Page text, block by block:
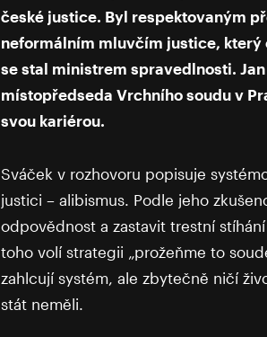
české justice. Byl respektovaným
neformálním mluvčím justice,
se stal ministrem spravedlnosti.
místopředseda Vrchního soudu v
svou kariérou.
Sváček v rozhovoru popisuje
justici – alibismus. Podle jeho
odpovědnost a zastavit trestní
toho volí strategii „prožeňme to
zahlcují systém, ale zbytečně ničí
stát neměli.